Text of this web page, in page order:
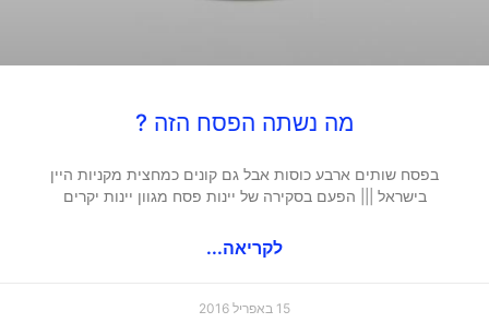
מה נשתה הפסח הזה ?
בפסח שותים ארבע כוסות אבל גם קונים כמחצית מקניות היין
בישראל ||| הפעם בסקירה של יינות פסח מגוון יינות יקרים
לקריאה...
15 באפריל 2016